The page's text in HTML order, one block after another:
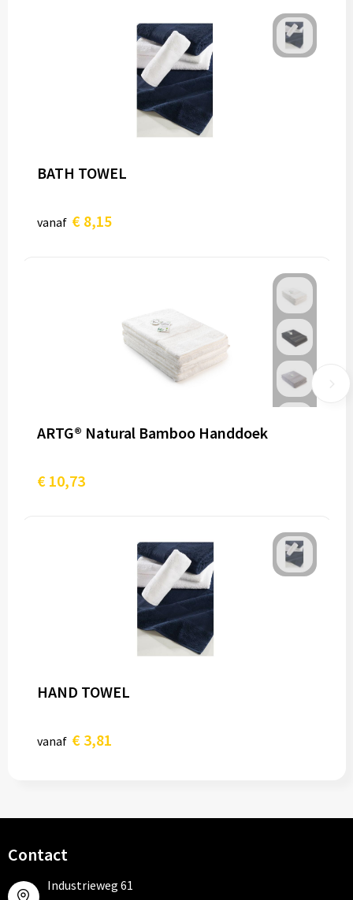
BATH TOWEL
vanaf € 8,15
ARTG® Natural Bamboo Handdoek
€ 10,73
HAND TOWEL
vanaf € 3,81
Contact
Industrieweg 61